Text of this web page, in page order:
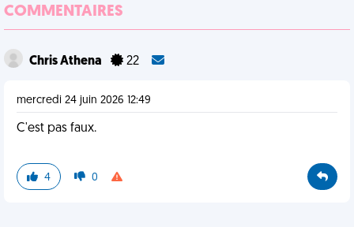
COMMENTAIRES
Chris Athena 22
mercredi 24 juin 2026 12:49
C'est pas faux.
4 0